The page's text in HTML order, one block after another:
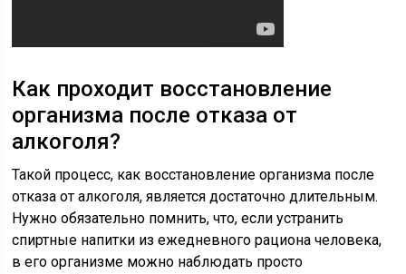
Как проходит восстановление
организма после отказа от
алкоголя?
Такой процесс, как восстановление организма после
отказа от алкоголя, является достаточно длительным.
Нужно обязательно помнить, что, если устранить
спиртные напитки из ежедневного рациона человека,
в его организме можно наблюдать просто